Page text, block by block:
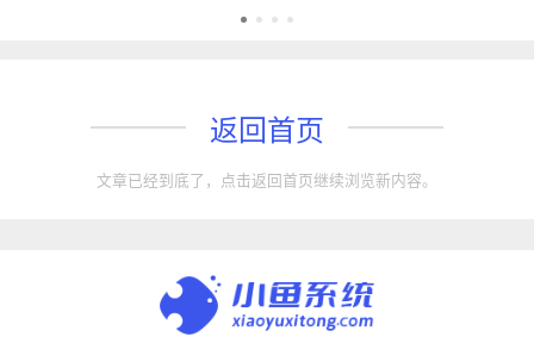
返回首页
文章已经到底了，点击返回首页继续浏览新内容。